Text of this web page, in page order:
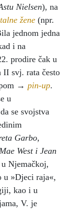
Nielsen), na
žene (npr.
jednom jedna
i na
prodire čak u
II svj. rata često
→ pin-up.
u
se svojstva
Garbo,
West i Jean
u Njemačkoj,
u »Djeci raja«,
kao i u
V. je